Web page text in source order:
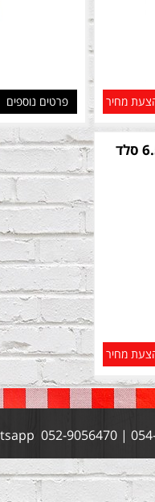
מחיר פרטים נוספים
מחיר